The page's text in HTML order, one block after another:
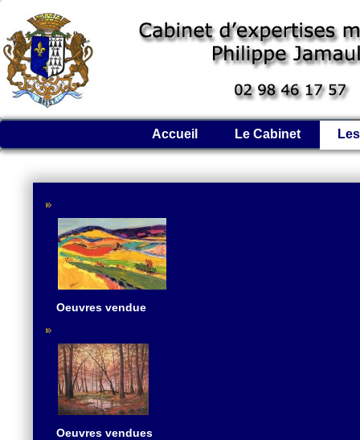
Accueil Le Cabinet
Oeuvres vendue
Oeuvres vendues